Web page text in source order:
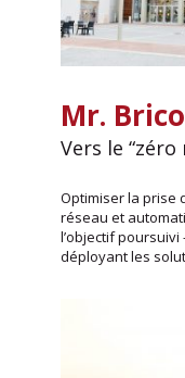
Mr.
Vers le
Optimiser la prise
réseau et
l’objectif poursuivi
déployant les